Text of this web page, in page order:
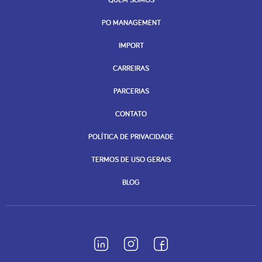
PO MANAGEMENT
IMPORT
CARREIRAS
PARCERIAS
CONTATO
POLÍTICA DE PRIVACIDADE
TERMOS DE USO GERAIS
BLOG